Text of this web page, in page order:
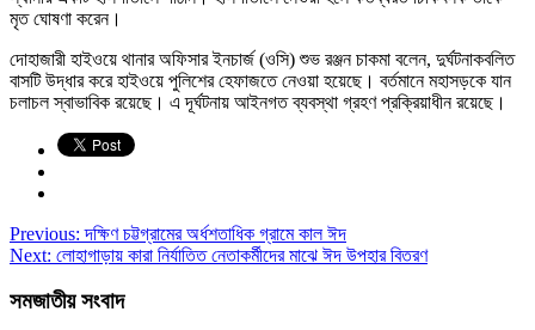
মৃত ঘোষণা করেন।
দোহাজারী হাইওয়ে থানার অফিসার ইনচার্জ (ওসি) শুভ রঞ্জন চাকমা বলেন, দুর্ঘটনাকবলিত
বাসটি উদ্ধার করে হাইওয়ে পুলিশের হেফাজতে নেওয়া হয়েছে। বর্তমানে মহাসড়কে যান
চলাচল স্বাভাবিক রয়েছে। এ দূর্ঘটনায় আইনগত ব্যবস্থা গ্রহণ প্রক্রিয়াধীন রয়েছে।
Previous: দক্ষিণ চট্টগ্রামের অর্ধশতাধিক গ্রামে কাল ঈদ
Next: লোহাগাড়ায় কারা নির্যাতিত নেতাকর্মীদের মাঝে ঈদ উপহার বিতরণ
সমজাতীয় সংবাদ